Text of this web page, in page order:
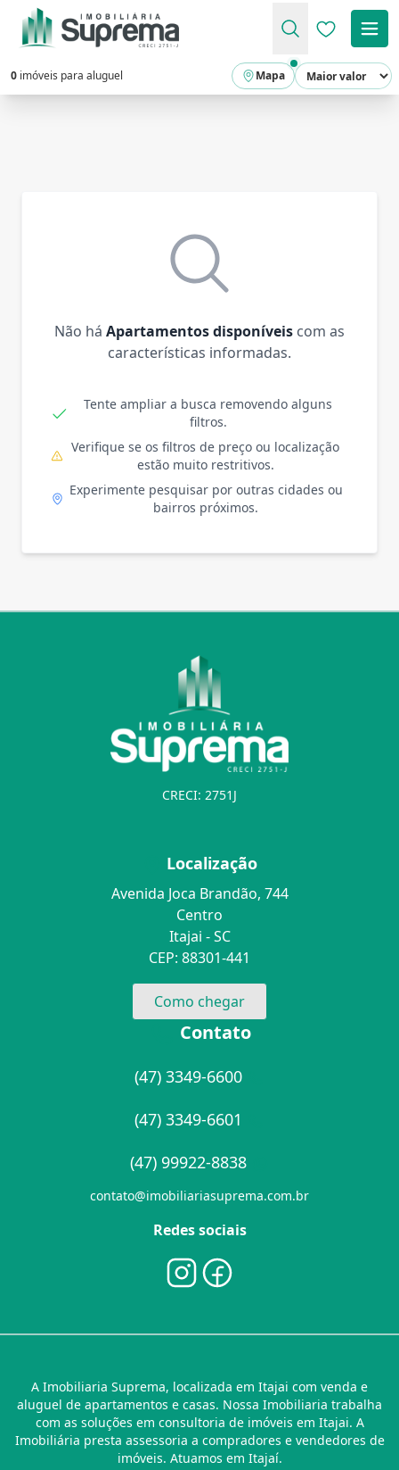
Favoritos
0 imóveis para aluguel Mapa
Não há Apartamentos disponíveis com as
características informadas.
Tente ampliar a busca removendo alguns
filtros.
Verifique se os filtros de preço ou localização
estão muito restritivos.
Experimente pesquisar por outras cidades ou
bairros próximos.
CRECI: 2751J
Localização
Avenida Joca Brandão, 744
Centro
Itajai - SC
CEP: 88301-441
Como chegar
Contato
(47) 3349-6600
(47) 3349-6601
(47) 99922-8838
contato@imobiliariasuprema.com.br
Redes sociais
A Imobiliaria Suprema, localizada em Itajai com venda e
aluguel de apartamentos e casas. Nossa Imobiliaria trabalha
com as soluções em consultoria de imóveis em Itajai. A
Imobiliária presta assessoria a compradores e vendedores de
imóveis. Atuamos em Itajaí.